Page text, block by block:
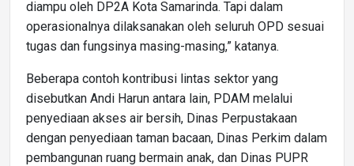
diampu oleh DP2A Kota Samarinda. Tapi dalam
operasionalnya dilaksanakan oleh seluruh OPD sesuai
tugas dan fungsinya masing-masing,” katanya.
Beberapa contoh kontribusi lintas sektor yang
disebutkan Andi Harun antara lain, PDAM melalui
penyediaan akses air bersih, Dinas Perpustakaan
dengan penyediaan taman bacaan, Dinas Perkim dalam
pembangunan ruang bermain anak, dan Dinas PUPR